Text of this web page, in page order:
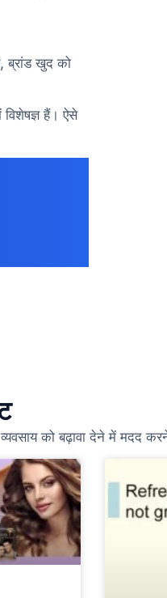
ब्रांड खुद को
हैं। ऐसे
को बढ़ावा देने में मदद